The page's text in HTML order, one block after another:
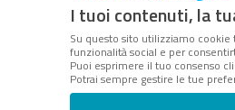
I tuoi contenuti, la
Su questo sito utilizziamo
funzionalità social e per
Puoi esprimere il tuo consenso
Potrai sempre gestire le tue